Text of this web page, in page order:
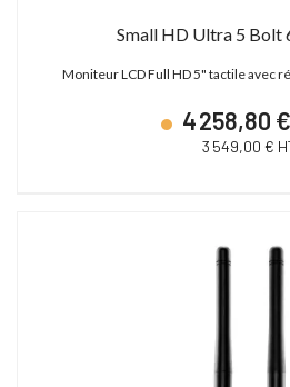
Small HD Ultra 5 Bolt
Moniteur LCD Full HD 5" tactile avec
4 258,80
3 549,00 €